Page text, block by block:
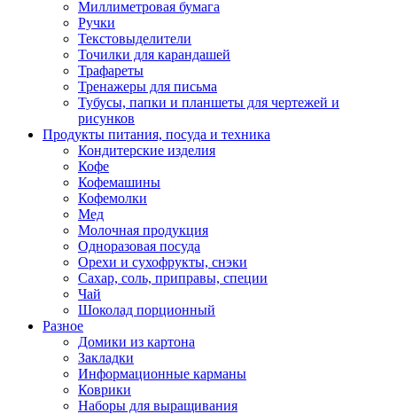
Миллиметровая бумага
Ручки
Текстовыделители
Точилки для карандашей
Трафареты
Тренажеры для письма
Тубусы, папки и планшеты для чертежей и
рисунков
Продукты питания, посуда и техника
Кондитерские изделия
Кофе
Кофемашины
Кофемолки
Мед
Молочная продукция
Одноразовая посуда
Орехи и сухофрукты, снэки
Сахар, соль, приправы, специи
Чай
Шоколад порционный
Разное
Домики из картона
Закладки
Информационные карманы
Коврики
Наборы для выращивания